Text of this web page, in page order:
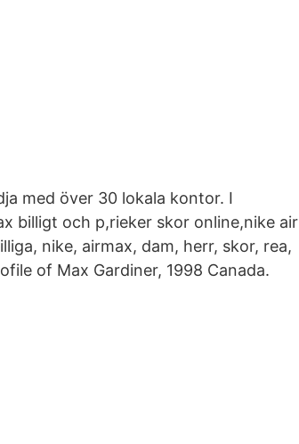
med över 30 lokala kontor. I
billigt och p,rieker skor online,nike air
nike, airmax, dam, herr, skor, rea,
of Max Gardiner, 1998 Canada.